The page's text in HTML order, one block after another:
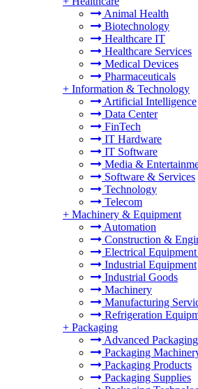
Animal Health
Biotechnology
Healthcare IT
Healthcare Services
Medical Devices
Pharmaceuticals
+ Information & Technology
Artificial Intelligence
Data Center
FinTech
IT Hardware
IT Software
Media &
Software & Services
Technology
Telecom
+ Machinery & Equipment
Automation
Construction &
Electrical
Industrial Equipment
Industrial Goods
Machinery
Manufacturing
Refrigeration
+ Packaging
Advanced Packaging
Packaging
Packaging Products
Packaging Supplies